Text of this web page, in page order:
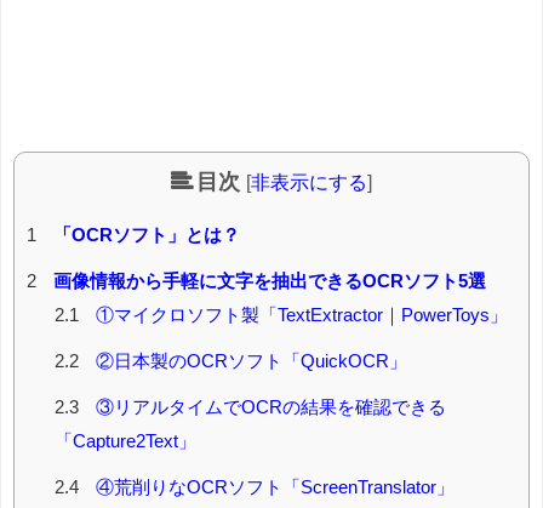
目次 [非表示にする]
1 「OCRソフト」とは？
2
画像情報から手軽に文字を抽出できるOCRソフト5選
2.1
①マイクロソフト製「TextExtractor｜PowerToys」
2.2 ②日本製のOCRソフト「QuickOCR」
2.3
③リアルタイムでOCRの結果を確認できる
「Capture2Text」
2.4 ④荒削りなOCRソフト「ScreenTranslator」